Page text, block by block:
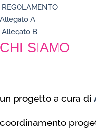
REGOLAMENTO
Allegato A
Allegato B
CHI SIAMO
un progetto a cura di
coordinamento